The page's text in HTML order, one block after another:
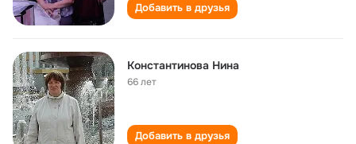
Добавить в друзья
Константинова Нина
66 лет
Добавить в друзья